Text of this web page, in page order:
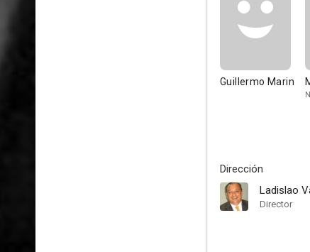
Guillermo Marin
Dirección
Ladislao
Director